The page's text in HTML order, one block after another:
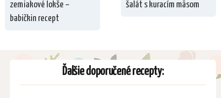
zemiakové lokše –
babičkin recept
šalát s kuracím mäsom
Ďalšie doporučené recepty: